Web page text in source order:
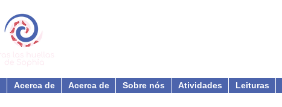
Acerca de Acerca de Sobre nós Atividades Leituras